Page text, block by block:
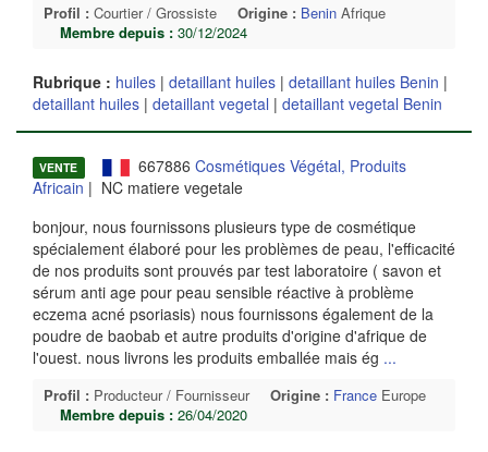
Profil : Courtier / Grossiste Origine : Benin Afrique
Membre depuis : 30/12/2024
Rubrique : huiles | detaillant huiles | detaillant huiles Benin |
detaillant huiles | detaillant vegetal | detaillant vegetal Benin
VENTE 667886 Cosmétiques Végétal, Produits
Africain | NC matiere vegetale
bonjour, nous fournissons plusieurs type de cosmétique
spécialement élaboré pour les problèmes de peau, l'efficacité
de nos produits sont prouvés par test laboratoire ( savon et
sérum anti age pour peau sensible réactive à problème
eczema acné psoriasis) nous fournissons également de la
poudre de baobab et autre produits d'origine d'afrique de
l'ouest. nous livrons les produits emballée mais ég ...
Profil : Producteur / Fournisseur Origine : France Europe
Membre depuis : 26/04/2020